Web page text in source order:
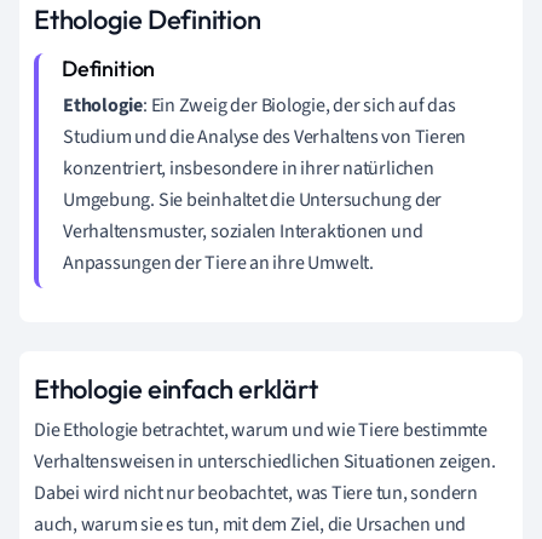
Ethologie Definition
Ethologie: Ein Zweig der Biologie, der sich auf das
Studium und die Analyse des Verhaltens von Tieren
konzentriert, insbesondere in ihrer natürlichen
Umgebung. Sie beinhaltet die Untersuchung der
Verhaltensmuster, sozialen Interaktionen und
Anpassungen der Tiere an ihre Umwelt.
Ethologie einfach erklärt
Die Ethologie betrachtet, warum und wie Tiere bestimmte
Verhaltensweisen in unterschiedlichen Situationen zeigen.
Dabei wird nicht nur beobachtet, was Tiere tun, sondern
auch, warum sie es tun, mit dem Ziel, die Ursachen und